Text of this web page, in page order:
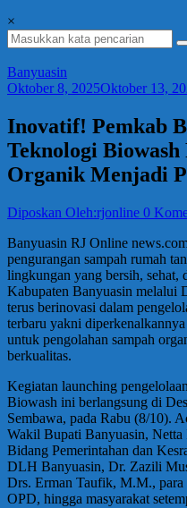
×
Banyuasin
Oktober 8, 2025Oktober 13,
Inovatif! Pemkab
Teknologi Biowash
Organik Menjadi
Diposkan Oleh:rjonline 0
Banyuasin RJ Online
pengurangan sampah rumah
lingkungan yang bersih, sehat,
Kabupaten Banyuasin
terus berinovasi dalam
terbaru yakni
untuk pengolahan sampah
berkualitas.
Kegiatan launching
Biowash ini berlangsung di
Sembawa, pada Rabu (8/10).
Wakil Bupati Banyuasin,
Bidang Pemerintahan dan
DLH Banyuasin, Dr. Zazili
Drs. Erman Taufik, M.M.,
OPD, hingga masyarakat